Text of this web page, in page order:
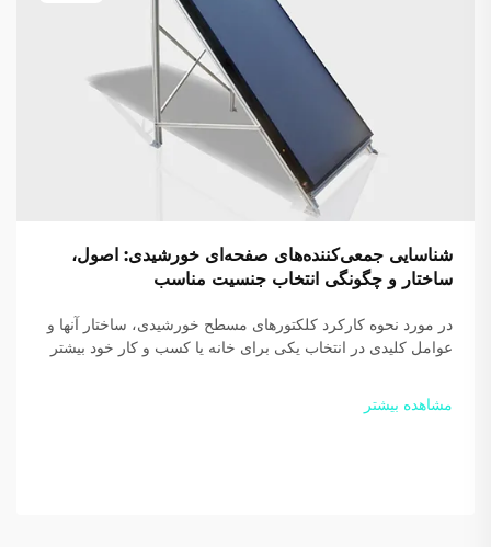
شناسایی جمعی‌کننده‌های صفحه‌ای خورشیدی: اصول،
ساختار و چگونگی انتخاب جنسیت مناسب
در مورد نحوه کارکرد کلکتورهای مسطح خورشیدی، ساختار آنها و
عوامل کلیدی در انتخاب یکی برای خانه یا کسب و کار خود بیشتر
راهنمای رایگان ما را دانلود کنید.
مشاهده بیشتر